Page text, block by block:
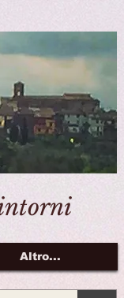
Altro...